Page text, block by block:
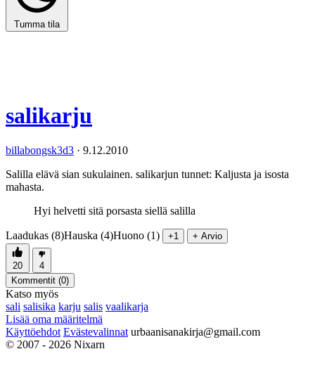
Tumma tila
salikarju
billabongsk3d3 · 9.12.2010
Salilla elävä sian sukulainen. salikarjun tunnet: Kaljusta ja isosta
mahasta.
Hyi helvetti sitä porsasta siellä salilla
Laadukas (8)Hauska (4)Huono (1) +1 + Arvio
20
4
Kommentit (0)
Katso myös
sali salisika karju salis vaalikarja
Lisää oma määritelmä
Käyttöehdot Evästevalinnat urbaanisanakirja@gmail.com
© 2007 - 2026 Nixarn